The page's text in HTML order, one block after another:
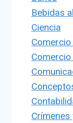
Bebidas
Ciencia